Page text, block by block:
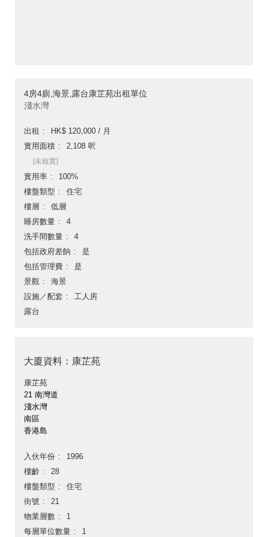
4房4廁,海景,露台康芷苑出租單位
淺水灣
出租
HK$ 120,000 / 月
實用面積
2,108 呎
[未核實]
實用率
100%
樓盤類型
住宅
樓層
低層
睡房數量
4
洗手間數量
4
包括政府差餉
是
包括管理費
是
景觀
海景
設施／配套
工人房
露台
大廈資料：康芷苑
康芷苑
21 南灣道
淺水灣
南區
香港島
入伙年份
1996
樓齡
28
樓盤類型
住宅
街號
21
物業層數
1
每層單位數量
1